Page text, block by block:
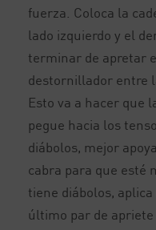
fuerza. Coloca la
lado izquierdo y el
terminar de apretar
destornillador entre
Esto va a hacer que
pegue hacia los
diábolos, mejor
cabra para que esté
tiene diábolos,
último par de